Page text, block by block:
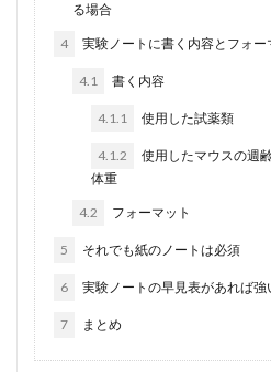
る場合
4 実験ノートに書く内容とフォー
4.1 書く内容
4.1.1 使用した試薬類
4.1.2
使用したマウスの週
体重
4.2 フォーマット
5 それでも紙のノートは必須
6 実験ノートの早見表があれば強
7 まとめ